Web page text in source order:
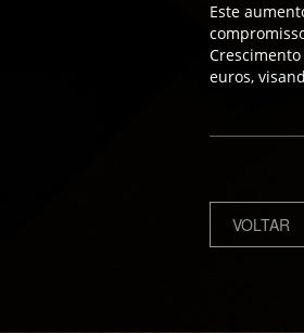
Este
euros,
VOLTAR